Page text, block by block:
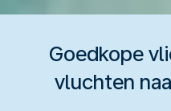
Goedkope
vluchten